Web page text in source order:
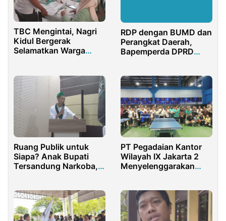
TBC Mengintai, Nagri
Kidul Bergerak
Selamatkan Warga
RDP dengan BUMD dan
Perangkat Daerah,
Bapemperda DPRD
untuk Menyusun
Raperda
Ruang Publik untuk
Siapa? Anak Bupati
Tersandung Narkoba,
PT Pegadaian Kantor
Wilayah IX Jakarta 2
Menyelenggarakan